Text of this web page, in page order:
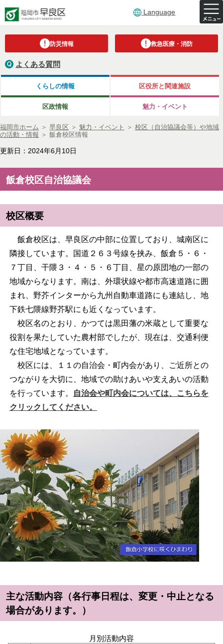
Language
防災情報 救急医療・消防
よくある質問
くらしの情報 区役所と関連施設
区政情報 魅力・イベント
福岡市ホーム ＞ 早良区 ＞ 魅力・イベント ＞ 校区（自治協議会等）や地域
の活動・情報 ＞ 飯倉校区情報
更新日：2024年6月10日
飯倉校区自治協議会
校区概要
飯倉校区は、早良区の中部に位置しており、城南区に
隣接しています。国道２６３号線を挟み、飯倉５・６・
７丁目、干隈３・４・５・６丁目、星の原団地の一部の
地域からなります。南は、外環状線や都市高速道路に囲
まれ、野芥インターから九州自動車道路にも連結し、地
下鉄七隈線野芥駅にも近くなっています。
校区名のとおり、かつては黒田藩の米蔵として重要な
役割を果たしていた農村部でしたが、現在は、交通利便
な住宅地域となっています。
校区には、１１の自治会・町内会があり、ご近所との
つながりを大切に、地域での助けあいや支えあいの活動
を行っています。
自治会や町内会については、こちらを
クリックしてください。
主な活動内容（各行事日程は、変更・中止となる
場合があります。）
月別活動内容